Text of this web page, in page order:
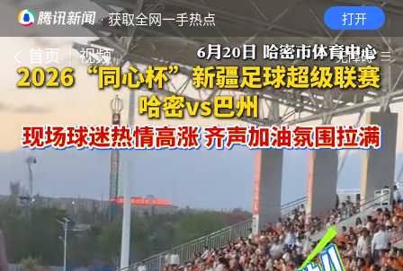
· 获取全网一手热点 打开
首页 视频 无障碍